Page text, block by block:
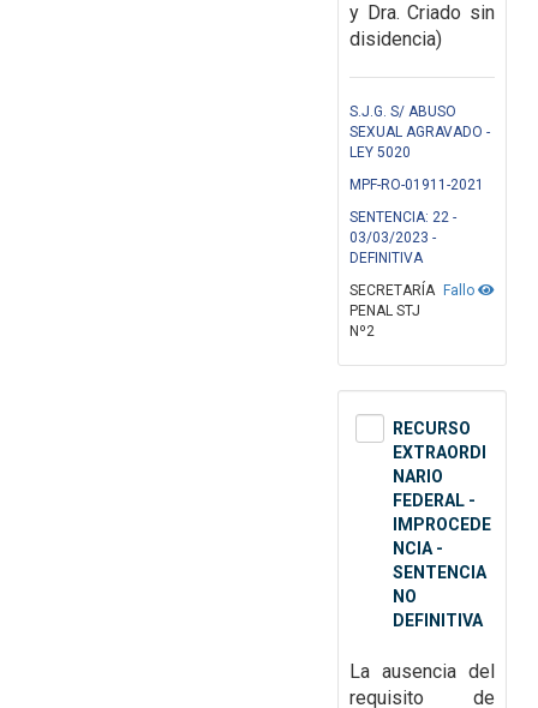
y Dra. Criado sin
disidencia)
S.J.G. S/ ABUSO
SEXUAL AGRAVADO -
LEY 5020
MPF-RO-01911-2021
SENTENCIA: 22 -
03/03/2023 -
DEFINITIVA
Fallo
SECRETARÍA
PENAL STJ
Nº2
RECURSO
EXTRAORDI
NARIO
FEDERAL -
IMPROCEDE
NCIA -
SENTENCIA
NO
DEFINITIVA
La ausencia del
requisito de